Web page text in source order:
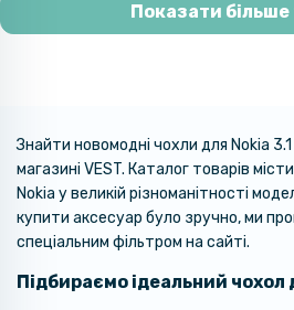
Показати більше
Знайти новомодні чохли для Nokia
магазині VEST. Каталог товарів
Nokia у великій різноманітності
купити аксесуар було зручно, ми
спеціальним фільтром на сайті.
Підбираємо ідеальний чохол